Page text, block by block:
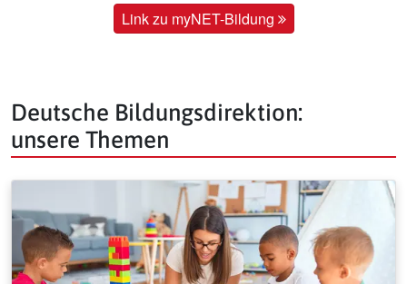
Link zu myNET-Bildung
Deutsche Bildungsdirektion:
unsere Themen